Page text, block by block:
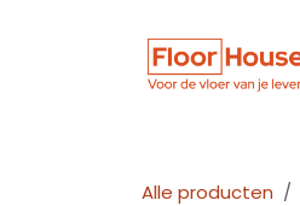
Alle producten